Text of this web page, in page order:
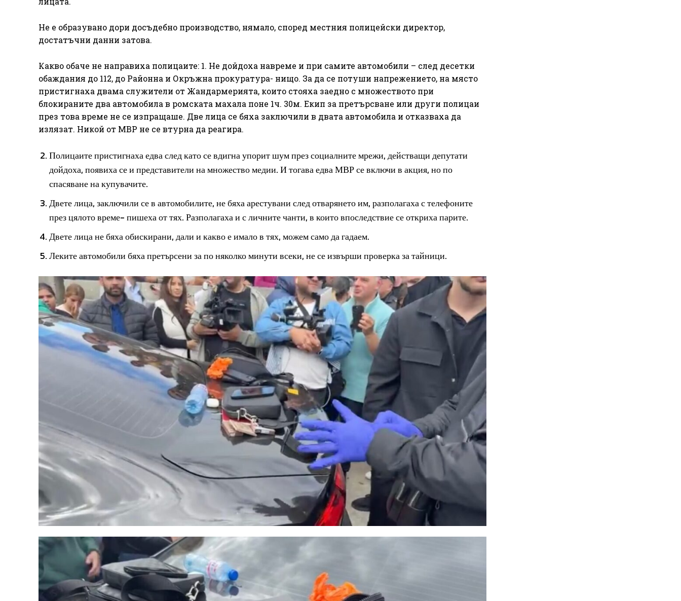
Не е образувано дори досъдебно производство, нямало, според местния полицейски директор,
достатъчни данни затова.
Какво обаче не направиха полицаите: 1. Не дойдоха навреме и при самите автомобили – след десетки
обаждания до 112, до Районна и Окръжна прокуратура- нищо. За да се потуши напрежението, на място
пристигнаха двама служители от Жандармерията, които стояха заедно с множеството при
блокираните два автомобила в ромската махала поне 1ч. 30м. Екип за претърсване или други полицаи
през това време не се изпращаше. Две лица се бяха заключили в двата автомобила и отказваха да
излязат. Никой от МВР не се втурна да реагира.
Полицаите пристигнаха едва след като се вдигна упорит шум през социалните мрежи, действащи депутати
дойдоха, появиха се и представители на множество медии. И тогава едва МВР се включи в акция, но по
спасяване на купувачите.
Двете лица, заключили се в автомобилите, не бяха арестувани след отварянето им, разполагаха с телефоните
през цялото време- пишеха от тях. Разполагаха и с личните чанти, в които впоследствие се откриха парите.
Двете лица не бяха обискирани, дали и какво е имало в тях, можем само да гадаем.
Леките автомобили бяха претърсени за по няколко минути всеки, не се извърши проверка за тайници.